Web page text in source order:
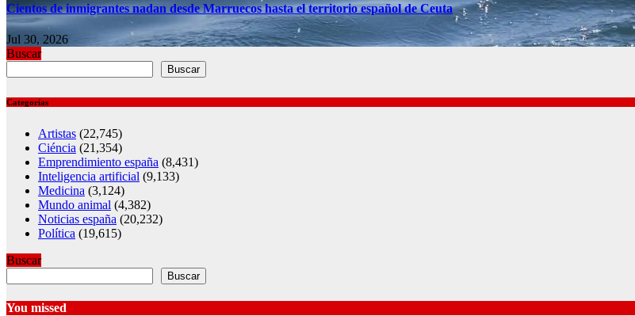
Cientos de inmigrantes nadan desde Marruecos hasta el territorio español de Ceuta
Jul 30, 2026
Buscar
Buscar
Categorías
Artistas (22,745)
Ciéncia (21,354)
Emprendimiento españa (8,431)
Inteligencia artificial (9,133)
Medicina (3,124)
Mundo animal (4,382)
Noticias españa (20,232)
Política (19,615)
Buscar
Buscar
You missed